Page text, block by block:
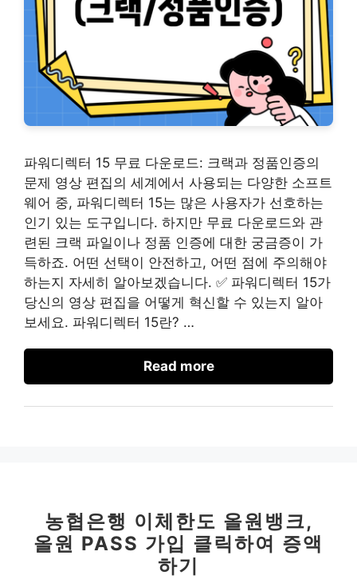
파워디렉터 15 무료 다운로드: 크랙과 정품인증의
문제 영상 편집의 세계에서 사용되는 다양한 소프트
웨어 중, 파워디렉터 15는 많은 사용자가 선호하는
인기 있는 도구입니다. 하지만 무료 다운로드와 관
련된 크랙 파일이나 정품 인증에 대한 궁금증이 가
득하죠. 어떤 선택이 안전하고, 어떤 점에 주의해야
하는지 자세히 알아보겠습니다. ✅ 파워디렉터 15가
당신의 영상 편집을 어떻게 혁신할 수 있는지 알아
보세요. 파워디렉터 15란? …
Read more
농협은행 이체한도 올원뱅크,
올원 PASS 가입 클릭하여 증액
하기